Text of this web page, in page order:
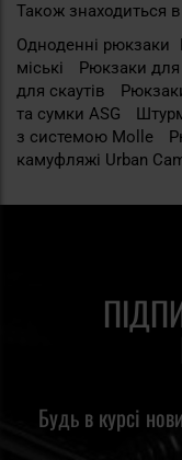
Також знаходиться в
Одноденні рюкзаки
міські
Рюкзаки для
для скаутів
та сумки ASG
з системою Molle
камуфляжі Urban
Будь в курсі